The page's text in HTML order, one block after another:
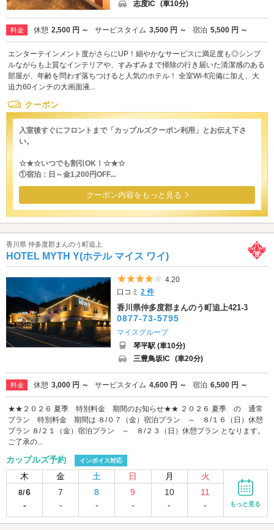
志度IC (車10分)
料金 休憩 2,500 円 ～ サービスタイム 3,500 円 ～ 宿泊 5,500 円 ～
エンターテインメント度がさらにUP！細やかなサービスに満足度も◎シンプ
ルながらも上質なインテリアや、すみずみまで掃除の行き届いた清潔感のある
部屋が、年齢を問わず落ちつけると人気のホテル！ 全室Wi-fi完備に加え、大
迫力60インチの大画面液...
クーポン
入室後すぐにフロントまで「カップルズクーポン利用」とお伝え下さ
い。
☆★☆いつでも割引OK！☆★☆
①宿泊：日～金1,200円OFF...
クーポン内容をもっと見る
香川県 仲多度郡まんのう町追上
HOTEL MYTH Y(ホテル マイス ワイ)
5つ星のうち4
4.20
口コミ2 件
香川県仲多度郡まんのう町追上421-3
0877-73-5795
マイスグループ
琴平駅 (車10分)
三豊鳥坂IC (車20分)
料金 休憩 3,000 円 ～ サービスタイム 4,600 円 ～ 宿泊 6,500 円 ～
★★２０２６ 夏季 特別料金 期間のお知らせ★★ ２０２６ 夏季 の 通常
プラン 特別料金 期間は ８/０７（金）宿泊プラン ～ ８/１６（日）休憩
プラン ８/２１（金）宿泊プラン ～ ８/２３（日）休憩プラン となります。
ご了承の...
カップルズ予約 インボイス対応
木 金 土 日 月 火
8/6
-
7
-
8
-
9
-
10
-
11
-
もっと見る